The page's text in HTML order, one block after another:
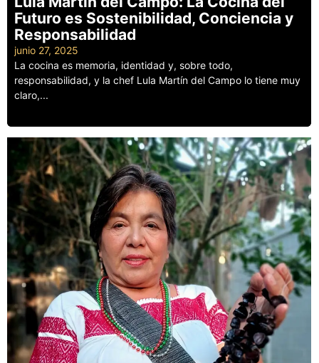
Futuro es Sostenibilidad, Conciencia y
Responsabilidad
junio 27, 2025
La cocina es memoria, identidad y, sobre todo,
responsabilidad, y la chef Lula Martín del Campo lo tiene muy
claro,...